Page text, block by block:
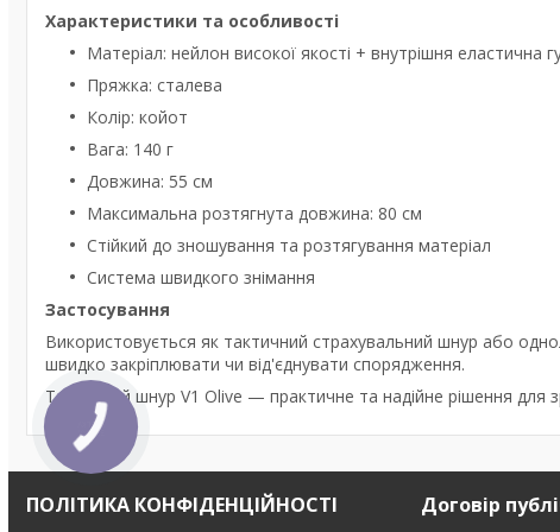
Характеристики та особливості
Матеріал: нейлон високої якості + внутрішня еластична
Пряжка: сталева
Колір: койот
Вага: 140 г
Довжина: 55 см
Максимальна розтягнута довжина: 80 см
Стійкий до зношування та розтягування матеріал
Система швидкого знімання
Застосування
Використовується як тактичний страхувальний шнур або
швидко закріплювати чи від'єднувати спорядження.
Тактичний шнур V1 Olive — практичне та надійне рішення для
ПОЛІТИКА КОНФІДЕНЦІЙНОСТІ Договір